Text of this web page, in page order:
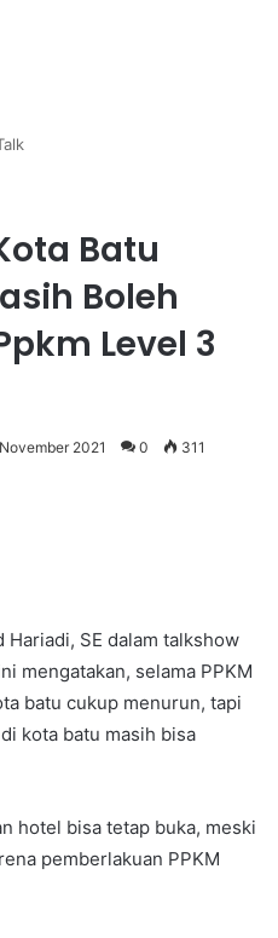
Batu
Boleh
Level 3
2021 0 311
Hariadi, SE dalam talkshow
mengatakan, selama PPKM
batu cukup menurun, tapi
kota batu masih bisa
hotel bisa tetap buka, meski
pemberlakuan PPKM